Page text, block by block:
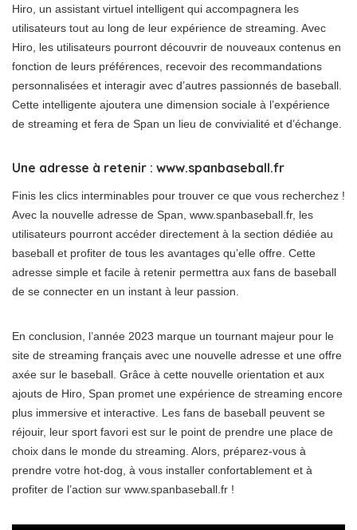
Hiro, un assistant virtuel intelligent qui accompagnera les
utilisateurs tout au long de leur expérience de streaming. Avec
Hiro, les utilisateurs pourront découvrir de nouveaux contenus en
fonction de leurs préférences, recevoir des recommandations
personnalisées et interagir avec d’autres passionnés de baseball.
Cette intelligente ajoutera une dimension sociale à l’expérience
de streaming et fera de Span un lieu de convivialité et d’échange.
Une adresse à retenir : www.spanbaseball.fr
Finis les clics interminables pour trouver ce que vous recherchez !
Avec la nouvelle adresse de Span, www.spanbaseball.fr, les
utilisateurs pourront accéder directement à la section dédiée au
baseball et profiter de tous les avantages qu’elle offre. Cette
adresse simple et facile à retenir permettra aux fans de baseball
de se connecter en un instant à leur passion.
En conclusion, l’année 2023 marque un tournant majeur pour le
site de streaming français avec une nouvelle adresse et une offre
axée sur le baseball. Grâce à cette nouvelle orientation et aux
ajouts de Hiro, Span promet une expérience de streaming encore
plus immersive et interactive. Les fans de baseball peuvent se
réjouir, leur sport favori est sur le point de prendre une place de
choix dans le monde du streaming. Alors, préparez-vous à
prendre votre hot-dog, à vous installer confortablement et à
profiter de l’action sur www.spanbaseball.fr !